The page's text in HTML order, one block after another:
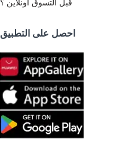
احصل على التطبيق